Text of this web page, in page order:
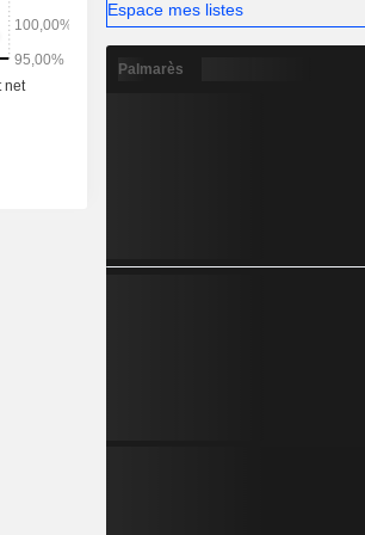
Espace mes listes
Palmarès